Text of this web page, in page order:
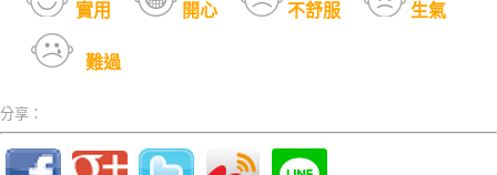
實用 開心 不舒服 生氣
難過
分享：